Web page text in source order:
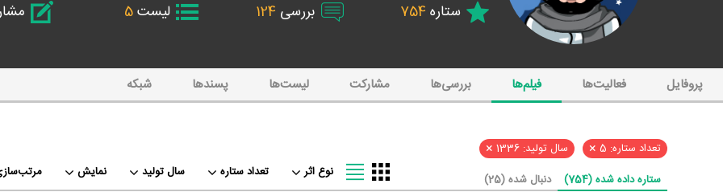
ستاره 754 بررسی 124 لیست5
پروفایل فعالیت‌ها فیلم‌ها بررسی‌ها مشارکت لیست‌ها پسند‌ها شبکه
تعداد ستاره: 5 × سال تولید: 1336 ×
ستاره داده شده (754) دنبال شده (25) نمایش سال تولید تعداد ستاره نوع اثر